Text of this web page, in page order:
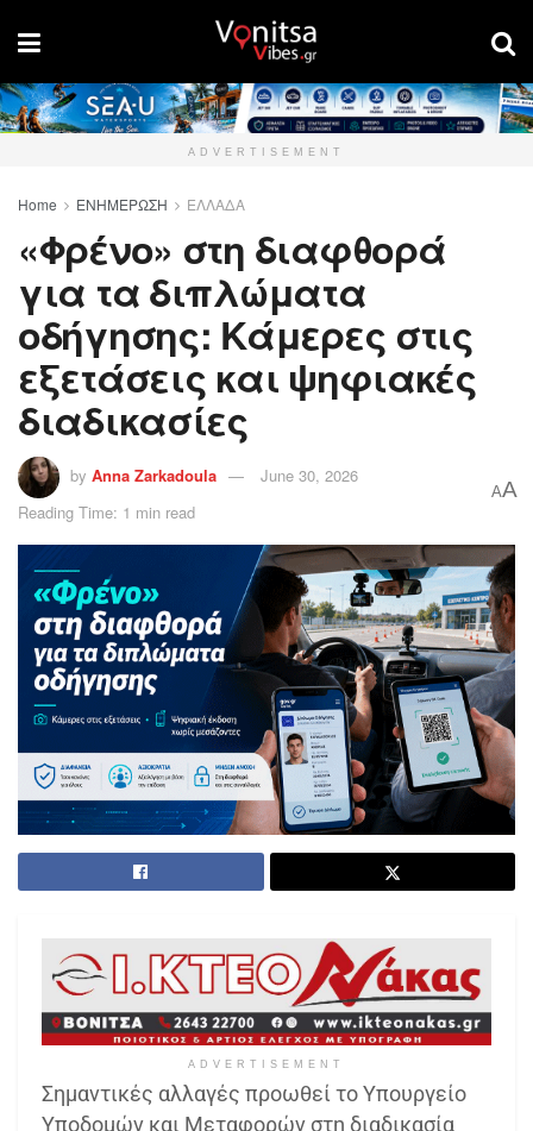
ADVERTISEMENT
Home ΕΝΗΜΕΡΩΣΗ ΕΛΛΑΔΑ
«Φρένο» στη διαφθορά
για τα διπλώματα
οδήγησης: Κάμερες στις
εξετάσεις και ψηφιακές
διαδικασίες
by Anna Zarkadoula
June 30, 2026
Reading Time: 1 min read
AA
ADVERTISEMENT
Σημαντικές αλλαγές προωθεί το Υπουργείο
Υποδομών και Μεταφορών στη διαδικασία